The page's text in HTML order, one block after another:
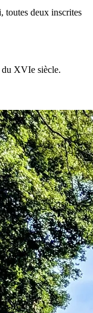
deux inscrites
du XVIe siècle.